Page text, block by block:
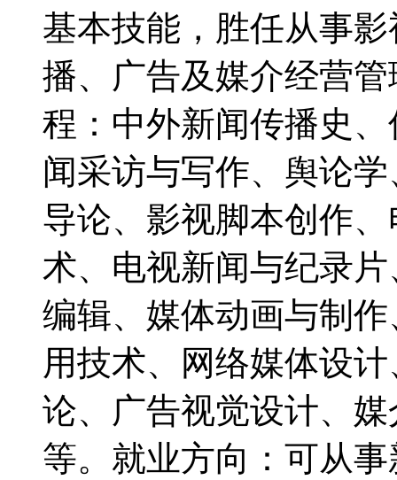
基本技能，胜任从事
播、广告及媒介经营
程：中外新闻传播史
闻采访与写作、舆论
导论、影视脚本创作
术、电视新闻与纪录
编辑、媒体动画与制
用技术、网络媒体设
论、广告视觉设计、
等。就业方向：可从